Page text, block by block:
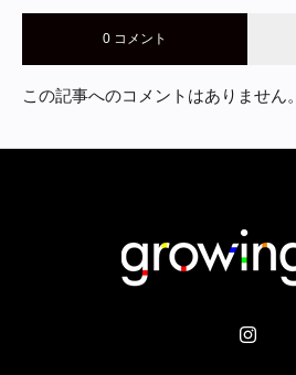
0 コメント
この記事へのコメントはありません。